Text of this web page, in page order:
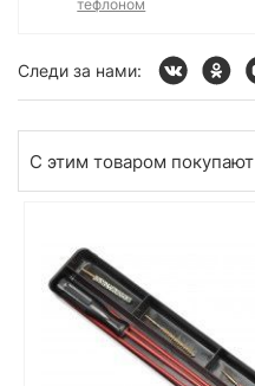
тефлоном
Следи за нами:
С этим товаром покупают